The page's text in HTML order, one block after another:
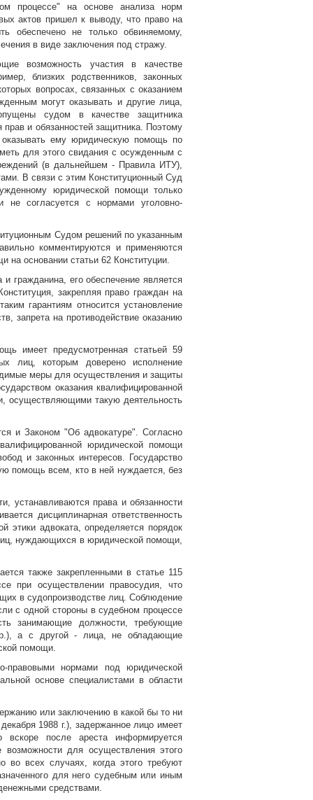
процессе" на основе анализа норм
актов пришел к выводу, что право на
обеспечено не только обвиняемому,
в виде заключения под стражу.
возможность участия в качестве
близких родственников, законных
вопросах, связанных с оказанием
могут оказывать и другие лица,
судом в качестве защитника
и обязанностей защитника. Поэтому
ему юридическую помощь по
для этого свидания с осужденным с
(в дальнейшем - Правила ИТУ),
В связи с этим Конституционный Суд
юридической помощи только
не согласуется с нормами уголовно-
Судом решений по указанным
комментируются и применяются
основании статьи 62 Конституции.
гражданина, его обеспечение является
закрепляя право граждан на
гарантиям относится установление
запрета на противодействие оказанию
имеет предусмотренная статьей 59
лиц, которым доверено исполнение
меры для осуществления и защиты
оказания квалифицированной
осуществляющими такую деятельность
и Законом "Об адвокатуре". Согласно
юридической помощи
и законных интересов. Государство
помощь всем, кто в ней нуждается, без
устанавливаются права и обязанности
дисциплинарная ответственность
этики адвоката, определяется порядок
нуждающихся в юридической помощи,
также закрепленными в статье 115
при осуществлении правосудия, что
в судопроизводстве лиц. Соблюдение
с одной стороны в судебном процессе
занимающие должности, требующие
а с другой - лица, не обладающие
помощи.
правовыми нормами под юридической
основе специалистами в области
или заключению в какой бы то ни
1988 г.), задержанное лицо имеет
после ареста информируется
для осуществления этого
всех случаях, когда этого требуют
для него судебным или иным
средствами.